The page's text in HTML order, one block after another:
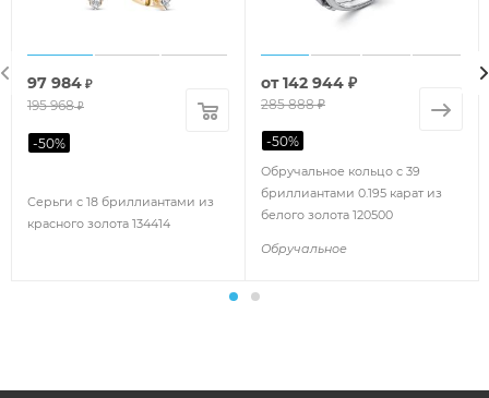
Серьги с 18 бриллиантами из
красного золота 134414
97 984 ₽
195 968₽
-50%
Обручальное кольцо с 39
бриллиантами 0.195 карат из
белого золота 120500
Обручальное
от142 944 ₽
285 888 ₽
-50%